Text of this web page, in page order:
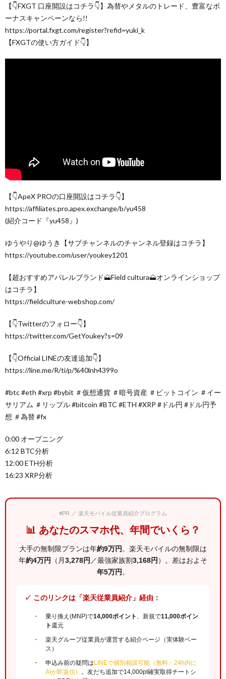
【👇FXGT 口座開設はコチラ👇】為替やメタルのトレード、豊富なボ
ーナスキャンペーンなら!!
https://portal.fxgt.com/register?refid=yuki_k
【FXGTの使い方ガイド👇】
【👇ApeX PROの口座開設はコチラ👇】
https://affiliates.pro.apex.exchange/b/yu458
(紹介コード『yu458』)
ゆうやり@ゆうき【サブチャンネルのチャンネル登録はコチラ】
https://youtube.com/user/youkey1201
【超おすすめアパレルブランド🗻Field cultura🗻オンラインショップ
はコチラ】
https://fieldculture-webshop.com/
【👇Twitterのフォロー👇】
https://twitter.com/GetYoukey?s=09
【👇Official LINEの友達追加👇】
https://line.me/R/ti/p/%40lnh4399o
#btc #eth #xrp #bybit ＃仮想通貨 ＃暗号資産 ＃ビットコイン ＃イー
サリアム ＃リップル #bitcoin #BTC #ETH #XRP #ドル円 #ドル円予
想 ＃為替 #fx
0:00 オープニング
6:12 BTC分析
12:00 ETH分析
16:23 XRP分析
#PR ／ 楽天モバイル従業員紹介プログラム
📊 あなたのスマホ代、年間でいくら？
大手の無制限プランは年約9万円。楽天モバイルの無制限は
年約4万円 （月3,278円 ／最強家族割3,168円）。差はおよそ
年5万円。
✓ このリンクは「楽天従業員紹介」経由：
乗り換え(MNP)で14,000ポイント 、新規で11,000ポイン
ト還元
楽天グループ従業員が運営する紹介ページ（実体験ベー
ス）
申込み前の疑問はLINEで個別相談可能（無料・24h内に
AIが即返信）
。友だち追加で14,000pt確実取得チートシ